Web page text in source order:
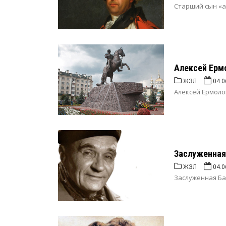
Старший сын
Алексей
ЖЗЛ
Алексей
ЖЗЛ
Заслуженная